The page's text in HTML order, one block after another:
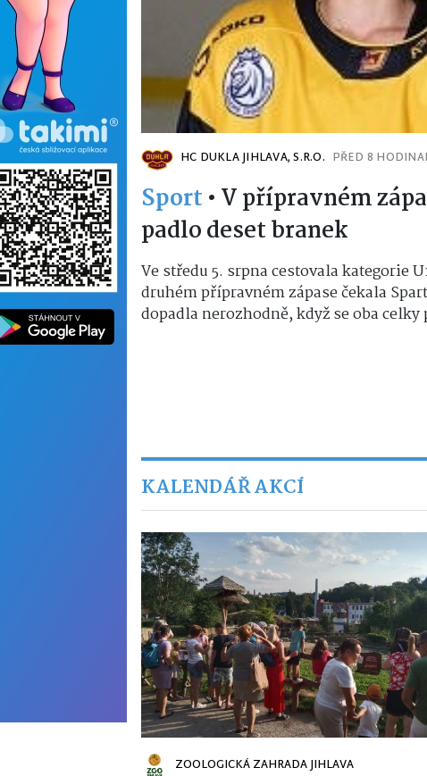
HC DUKLA JIHLAVA, S.R.O. PŘED 8
Sport • V přípravném
padlo deset branek
Ve středu 5. srpna cestovala kategorie
druhém přípravném zápase čekala
dopadla nerozhodně, když se oba
KALENDÁŘ AKCÍ
ZOOLOGICKÁ ZAHRADA JIHLAVA